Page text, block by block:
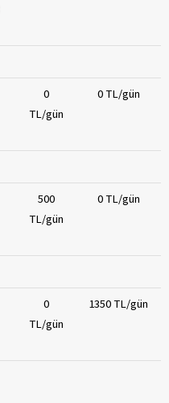
0
TL/gün
0 TL/gün
500
TL/gün
0 TL/gün
0
TL/gün
1350 TL/gün